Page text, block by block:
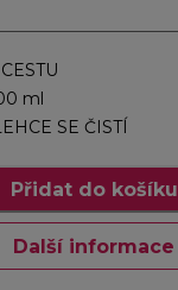
ml
SE ČISTÍ
Přidat do košíku
Další informace